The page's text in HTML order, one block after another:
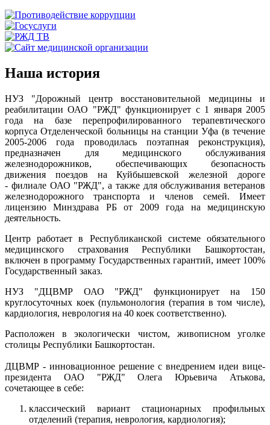
Наша история
НУЗ "Дорожный центр восстановительной медицины и
реабилитации ОАО "РЖД" функционирует с 1 января 2005
года на базе перепрофилированного терапевтического
корпуса Отделенческой больницы на станции Уфа (в течение
2005-2006 года проводилась поэтапная реконструкция),
предназначен для медицинского обслуживания
железнодорожников, обеспечивающих безопасность
движения поездов на Куйбышевской железной дороге
- филиале ОАО "РЖД", а также для обслуживания ветеранов
железнодорожного транспорта и членов семей. Имеет
лицензию Минздрава РБ от 2009 года на медицинскую
деятельность.
Центр работает в Республиканской системе обязательного
медицинского страхования Республики Башкортостан,
включен в программу Государственных гарантий, имеет 100%
Государственный заказ.
НУЗ "ДЦВМР ОАО "РЖД" функционирует на 150
круглосуточных коек (пульмонология (терапия в том числе),
кардиология, неврология на 40 коек соответственно).
Расположен в экологически чистом, живописном уголке
столицы Республики Башкортостан.
ДЦВМР - инновационное решение с внедрением идеи вице-
президента ОАО "РЖД" Олега Юрьевича Атькова,
сочетающее в себе:
классический вариант стационарных профильных
отделений (терапия, неврология, кардиология);